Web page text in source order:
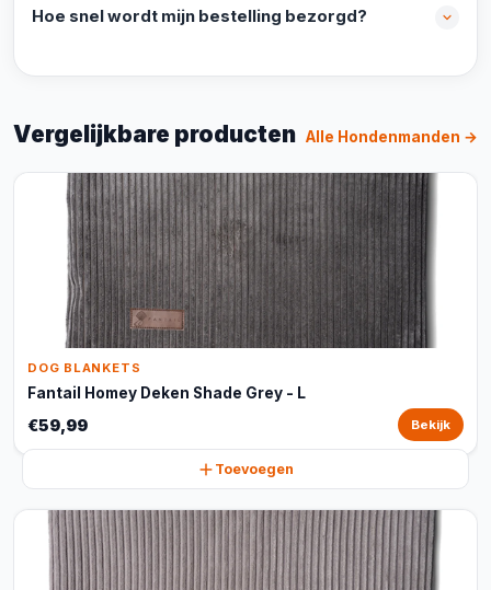
Hoe snel wordt mijn bestelling bezorgd?
Vergelijkbare producten Alle Hondenmanden →
DOG BLANKETS
Fantail Homey Deken Shade Grey - L
€59,99 Bekijk
Toevoegen